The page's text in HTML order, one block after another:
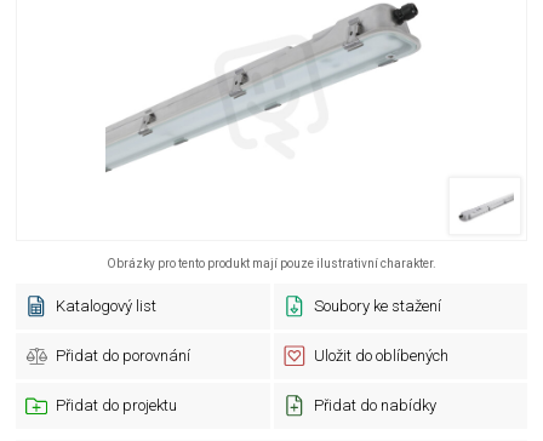
Obrázky pro tento produkt mají pouze ilustrativní charakter.
Katalogový list Soubory ke stažení
Přidat do porovnání Uložit do oblíbených
Přidat do projektu Přidat do nabídky